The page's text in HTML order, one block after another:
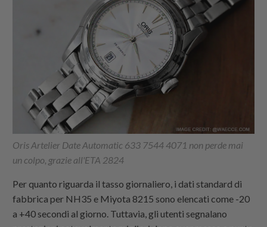
Oris Artelier Date Automatic 633 7544 4071 non perde mai
un colpo, grazie all'ETA 2824
Per quanto riguarda il tasso giornaliero, i dati standard di
fabbrica per NH35 e Miyota 8215 sono elencati come -20
a +40 secondi al giorno. Tuttavia, gli utenti segnalano